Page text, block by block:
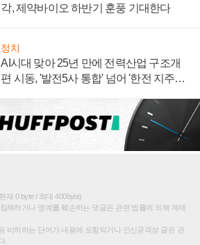
각, 제약바이오 하반기 훈풍 기대한다
정치
AI시대 맞아 25년 만에 전력산업 구조개
편 시동, '발전5사 통합' 넘어 '한전 지주사'
재 0 byte / 최대 400byte)
해하거나 명예를 훼손하는 댓글은 관련 법률에 의해 제재
비하하는 단어가 내용에 포함되거나 인신공격성 글은 관
.